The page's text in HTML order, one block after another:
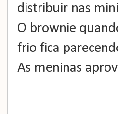
distribuir nas
O brownie
frio fica
As meninas